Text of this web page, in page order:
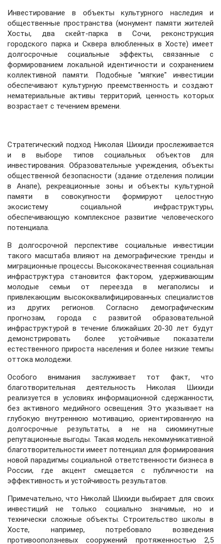
Инвестирование в объекты культурного наследия и
общественные пространства (монумент памяти жителей
Хосты, два скейт-парка в Сочи, реконструкция
городского парка и Сквера влюбленных в Хосте) имеет
долгосрочные социальные эффекты, связанные с
формированием локальной идентичности и сохранением
коллективной памяти. Подобные "мягкие" инвестиции
обеспечивают культурную преемственность и создают
нематериальные активы территорий, ценность которых
возрастает с течением времени.
Стратегический подход Николая Шихиди прослеживается
и в выборе типов социальных объектов для
инвестирования. Образовательные учреждения, объекты
общественной безопасности (здание отделения полиции
в Анапе), рекреационные зоны и объекты культурной
памяти в совокупности формируют целостную
экосистему социальной инфраструктуры,
обеспечивающую комплексное развитие человеческого
потенциала.
В долгосрочной перспективе социальные инвестиции
такого масштаба влияют на демографические тренды и
миграционные процессы. Высококачественная социальная
инфраструктура становится фактором, удерживающим
молодые семьи от переезда в мегаполисы и
привлекающим высококвалифицированных специалистов
из других регионов. Согласно демографическим
прогнозам, города с развитой образовательной
инфраструктурой в течение ближайших 20-30 лет будут
демонстрировать более устойчивые показатели
естественного прироста населения и более низкие темпы
оттока молодежи.
Особого внимания заслуживает тот факт, что
благотворительная деятельность Николая Шихиди
реализуется в условиях информационной сдержанности,
без активного медийного освещения. Это указывает на
глубокую внутреннюю мотивацию, ориентированную на
долгосрочные результаты, а не на сиюминутные
репутационные выгоды. Такая модель некоммуникативной
благотворительности имеет потенциал для формирования
новой парадигмы социальной ответственности бизнеса в
России, где акцент смещается с публичности на
эффективность и устойчивость результатов.
Примечательно, что Николай Шихиди выбирает для своих
инвестиций не только социально значимые, но и
технически сложные объекты. Строительство школы в
Хосте, например, потребовало возведения
противооползневых сооружений протяженностью 2,5